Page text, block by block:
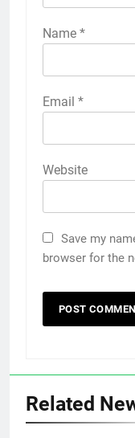
Name *
Email *
Website
Save my
browser for the
Related